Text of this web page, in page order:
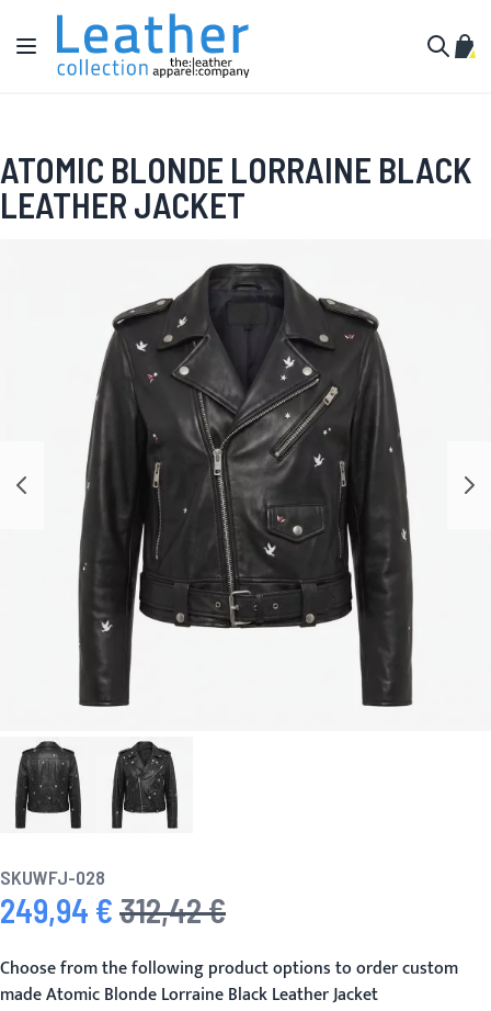
Aller au contenu
Affichage navigation
ATOMIC BLONDE LORRAINE BLACK
LEATHER JACKET
SKUWFJ-028
Prix spécial
249,94 € Prix normal
312,42 €
Choose from the following product options to order custom
made Atomic Blonde Lorraine Black Leather Jacket